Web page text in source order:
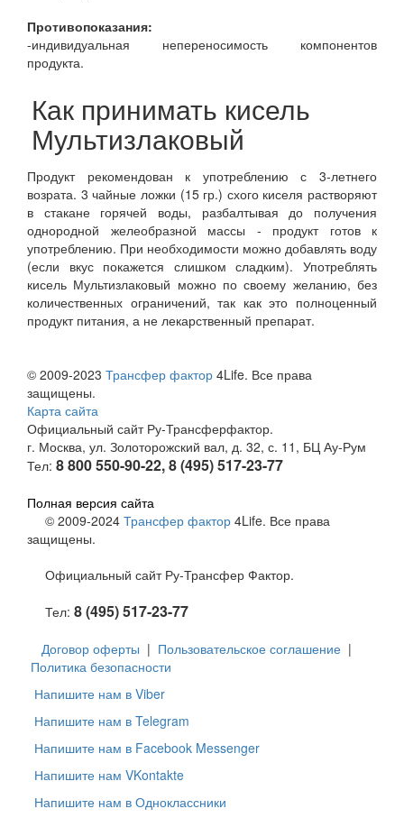
Противопоказания:
-индивидуальная непереносимость компонентов
продукта.
Как принимать кисель
Мультизлаковый
Продукт рекомендован к употреблению с 3-летнего
возрата. 3 чайные ложки (15 гр.) схого киселя растворяют
в стакане горячей воды, разбалтывая до получения
однородной желеобразной массы - продукт готов к
употреблению. При необходимости можно добавлять воду
(если вкус покажется слишком сладким). Употреблять
кисель Мультизлаковый можно по своему желанию, без
количественных ограничений, так как это полноценный
продукт питания, а не лекарственный препарат.
© 2009-2023 Трансфер фактор 4Life. Все права
защищены.
Карта сайта
Официальный сайт Ру-Трансферфактор.
г. Москва, ул. Золоторожский вал, д. 32, с. 11, БЦ Ау-Рум
Тел: 8 800 550-90-22, 8 (495) 517-23-77
Полная версия сайта
© 2009-2024 Трансфер фактор 4Life. Все права
защищены.
Официальный сайт Ру-Трансфер Фактор.
Тел: 8 (495) 517-23-77
Договор оферты | Пользовательское соглашение |
Политика безопасности
Напишите нам в Viber
Напишите нам в Telegram
Напишите нам в Facebook Messenger
Напишите нам VKontakte
Напишите нам в Одноклассники